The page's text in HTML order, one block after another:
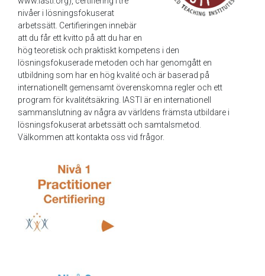
nivåer i lösningsfokuserat
arbetssätt. Certifieringen innebär
att du får ett kvitto på att du har en
hög teoretisk och praktiskt kompetens i den
lösningsfokuserade metoden och har genomgått en
utbildning som har en hög kvalité och är baserad på
internationellt gemensamt överenskomna regler och ett
program för kvalitétsäkring. IASTI är en internationell
sammanslutning av några av världens främsta utbildare i
lösningsfokuserat arbetssätt och samtalsmetod.
Välkommen att kontakta oss vid frågor.